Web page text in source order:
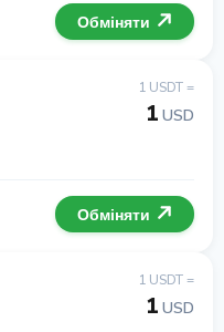
Обміняти
1 USDT =
1 USD
Обміняти
1 USDT =
1 USD